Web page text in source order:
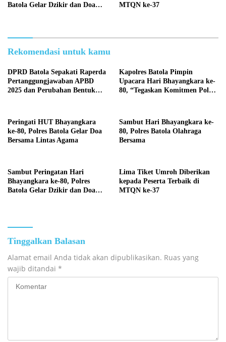
Batola Gelar Dzikir dan Doa
MTQN ke-37
Rekomendasi untuk kamu
DPRD Batola Sepakati Raperda
Pertanggungjawaban APBD
2025 dan Perubahan Bentuk
Kapolres Batola Pimpin
Upacara Hari Bhayangkara ke-
80, “Tegaskan Komitmen Polri
Peringati HUT Bhayangkara
ke-80, Polres Batola Gelar Doa
Bersama Lintas Agama
Sambut Hari Bhayangkara ke-
80, Polres Batola Olahraga
Bersama
Sambut Peringatan Hari
Bhayangkara ke-80, Polres
Batola Gelar Dzikir dan Doa
Lima Tiket Umroh Diberikan
kepada Peserta Terbaik di
MTQN ke-37
Tinggalkan Balasan
Alamat email Anda tidak akan dipublikasikan. Ruas yang
wajib ditandai *